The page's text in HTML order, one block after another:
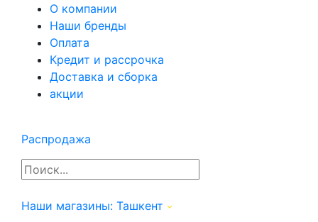
О компании
Наши бренды
Оплата
Кредит и рассрочка
Доставка и сборка
акции
Распродажа
Наши магазины: Ташкент